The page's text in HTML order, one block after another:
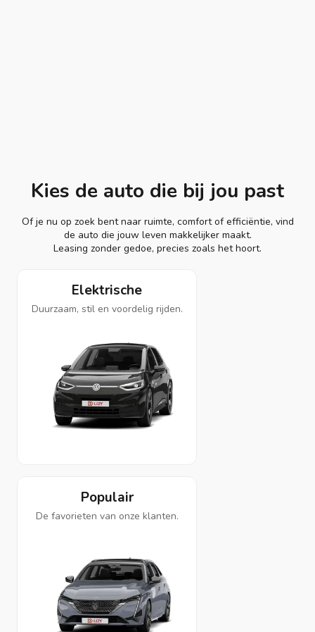
Kies de auto die bij jou past
Of je nu op zoek bent naar ruimte, comfort of efficiëntie, vind
de auto die jouw leven makkelijker maakt.
Leasing zonder gedoe, precies zoals het hoort.
Elektrische
Duurzaam, stil en voordelig rijden.
Populair
De favorieten van onze klanten.